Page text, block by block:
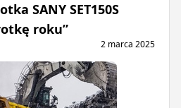
SANY SET150S
roku”
2 marca 2025